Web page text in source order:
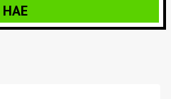
HAE